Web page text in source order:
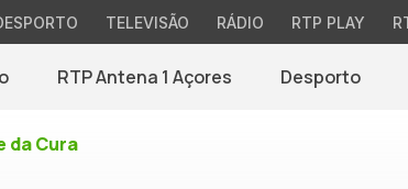
TELEVISÃO RÁDIO RTP PLAY
RTP Antena 1 Açores Desporto
da Cura